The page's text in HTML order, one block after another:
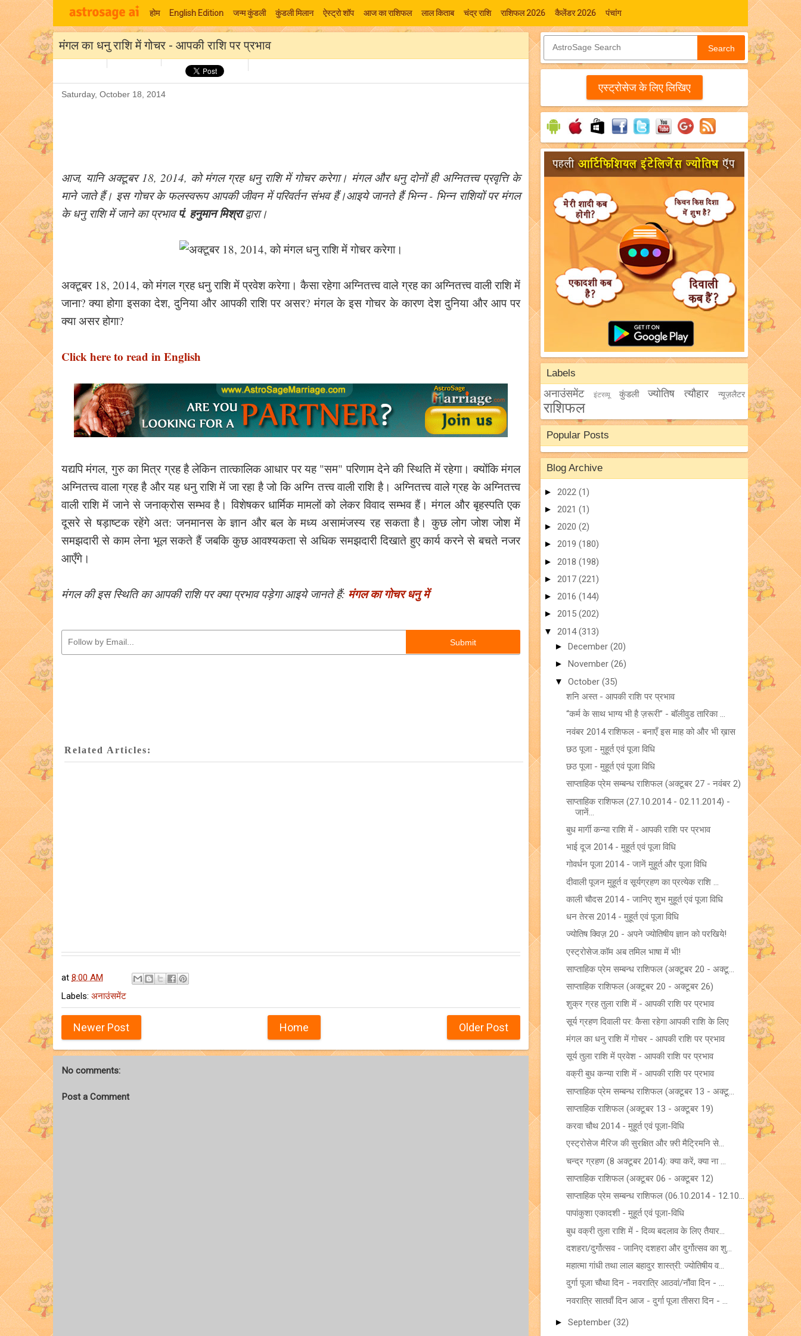
होम English Edition जन्म कुंडली कुंडली मिलान ऐस्ट्रो शॉप आज का राशिफल लाल किताब चंद्र राशि राशिफल 2026 कैलेंडर 2026 पंचांग
मंगल का धनु राशि में गोचर - आपकी राशि पर प्रभाव
Saturday, October 18, 2014
आज, यानि अक्टूबर 18, 2014, को मंगल ग्रह धनु राशि में गोचर करेगा। मंगल और धनु दोनों ही अग्नितत्त्व प्रवृत्ति के
माने जाते हैं। इस गोचर के फलस्वरूप आपकी जीवन में परिवर्तन संभव हैं।आइये जानते हैं भिन्न - भिन्न राशियों पर मंगल
के धनु राशि में जाने का प्रभावपं. हनुमान मिश्राद्वारा।
अक्टूबर 18, 2014, को मंगल ग्रह धनु राशि में प्रवेश करेगा। कैसा रहेगा अग्नितत्त्व वाले ग्रह का अग्नितत्त्व वाली राशि में
जाना? क्या होगा इसका देश, दुनिया और आपकी राशि पर असर? मंगल के इस गोचर के कारण देश दुनिया और आप पर
क्या असर होगा?
Click here to read in English
यद्यपि मंगल, गुरु का मित्र ग्रह है लेकिन तात्कालिक आधार पर यह "सम" परिणाम देने की स्थिति में रहेगा। क्योंकि मंगल
अग्नितत्त्व वाला ग्रह है और यह धनु राशि में जा रहा है जो कि अग्नि तत्त्व वाली राशि है। अग्नितत्त्व वाले ग्रह के अग्नितत्त्व
वाली राशि में जाने से जनाक्रोस सम्भव है। विशेषकर धार्मिक मामलों को लेकर विवाद सम्भव हैं। मंगल और बृहस्पति एक
दूसरे से षड़ाष्टक रहेंगे अत: जनमानस के ज्ञान और बल के मध्य असामंजस्य रह सकता है। कुछ लोग जोश जोश में
समझदारी से काम लेना भूल सकते हैं जबकि कुछ आवश्यकता से अधिक समझदारी दिखाते हुए कार्य करने से बचते नजर
आएँगे।
मंगल की इस स्थिति का आपकी राशि पर क्या प्रभाव पड़ेगा आइये जानते हैं: मंगल का गोचर धनु में
Related Articles:
at 8:00 AM
Labels: अनाउंसमेंट
Newer Post Older Post
Home
No comments:
Post a Comment
Search
एस्‍ट्रोसेज के लिए लिखिए
Labels
अनाउंसमेंट इंटरव्यू कुंडली ज्योतिष त्यौहार न्यूज़लैटर
राशिफल
Popular Posts
Blog Archive
► 2022 (1)
► 2021 (1)
► 2020 (2)
► 2019 (180)
► 2018 (198)
► 2017 (221)
► 2016 (144)
► 2015 (202)
▼ 2014(313)
► December (20)
► November (26)
▼ October (35)
शनि अस्त - आपकी राशि पर प्रभाव
“कर्म के साथ भाग्य भी है ज़रूरी” - बॉलीवुड तारिका ...
नवंबर 2014 राशिफल - बनाएँ इस माह को और भी ख़ास
छठ पूजा - मुहूर्त एवं पूजा विधि
छठ पूजा - मुहूर्त एवं पूजा विधि
साप्ताहिक प्रेम सम्बन्ध राशिफल (अक्टूबर 27 - नवंबर 2)
साप्ताहिक राशिफल (27.10.2014 - 02.11.2014) -
जानें...
बुध मार्गी कन्या राशि में - आपकी राशि पर प्रभाव
भाई दूज 2014 - मुहूर्त एवं पूजा विधि
गोवर्धन पूजा 2014 - जानें मुहूर्त और पूजा विधि
दीवाली पूजन मुहूर्त व सूर्यग्रहण का प्रत्येक राशि ...
काली चौदस 2014 - जानिए शुभ मुहूर्त एवं पूजा विधि
धन तेरस 2014 - मुहूर्त एवं पूजा विधि
ज्योतिष क्विज़ 20 - अपने ज्योतिषीय ज्ञान को परखिये!
एस्ट्रोसेज.कॉम अब तमिल भाषा में भी!
साप्ताहिक प्रेम सम्बन्ध राशिफल (अक्टूबर 20 - अक्टू...
साप्ताहिक राशिफल (अक्टूबर 20 - अक्टूबर 26)
शुक्र ग्रह तुला राशि में - आपकी राशि पर प्रभाव
सूर्य ग्रहण दिवाली पर: कैसा रहेगा आपकी राशि के लिए
मंगल का धनु राशि में गोचर - आपकी राशि पर प्रभाव
सूर्य तुला राशि में प्रवेश - आपकी राशि पर प्रभाव
वक्री बुध कन्या राशि में - आपकी राशि पर प्रभाव
साप्ताहिक प्रेम सम्बन्ध राशिफल (अक्टूबर 13 - अक्टू...
साप्ताहिक राशिफल (अक्टूबर 13 - अक्टूबर 19)
करवा चौथ 2014 - मुहूर्त एवं पूजा-विधि
एस्ट्रोसेज मैरिज की सुरक्षित और फ़्री मैट्रिमनि से...
चन्द्र ग्रहण (8 अक्टूबर 2014): क्या करें, क्या ना ...
साप्ताहिक राशिफल (अक्टूबर 06 - अक्टूबर 12)
साप्ताहिक प्रेम सम्बन्ध राशिफल (06.10.2014 - 12.10...
पापांकुशा एकादशी - मुहूर्त एवं पूजा-विधि
बुध वक्री तुला राशि में - दिव्य बदलाव के लिए तैयार...
दशहरा/दुर्गोत्सव - जानिए दशहरा और दुर्गोत्सव का शु...
महात्मा गांधी तथा लाल बहादुर शास्त्री: ज्योतिषीय व...
दुर्गा पूजा चौथा दिन - नवरात्रि आठवां/नौंवा दिन - ...
नवरात्रि सातवाँ दिन आज - दुर्गा पूजा तीसरा दिन - ...
► September (32)